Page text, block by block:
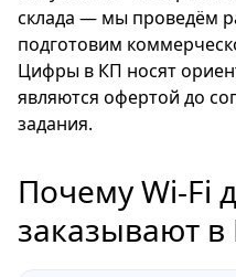
склада — мы проведём
подготовим
Цифры в КП носят
являются офертой до
задания.
Почему Wi-Fi
заказывают